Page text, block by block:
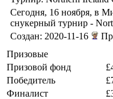
Сегодня, 16 ноября, в
снукерный турнир -
Создан: 2020-11-16
Призовые
Призовой фонд
Победитель
Финалист